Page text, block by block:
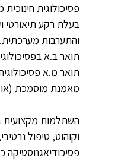
פסיכולוגית חינוכית מומחית (מ.ר.
בעלת רקע תיאורטי
והתערבות מערכתית.
תואר ב.א בפסיכולוגיה, אונ' בר
תואר מ.א פסיכולוגיה
מאמנת מוסמכת (או"פ,
השתלמות מקצועית
וקוהוט, טיפול
פסיכודיאגנוסטיקה